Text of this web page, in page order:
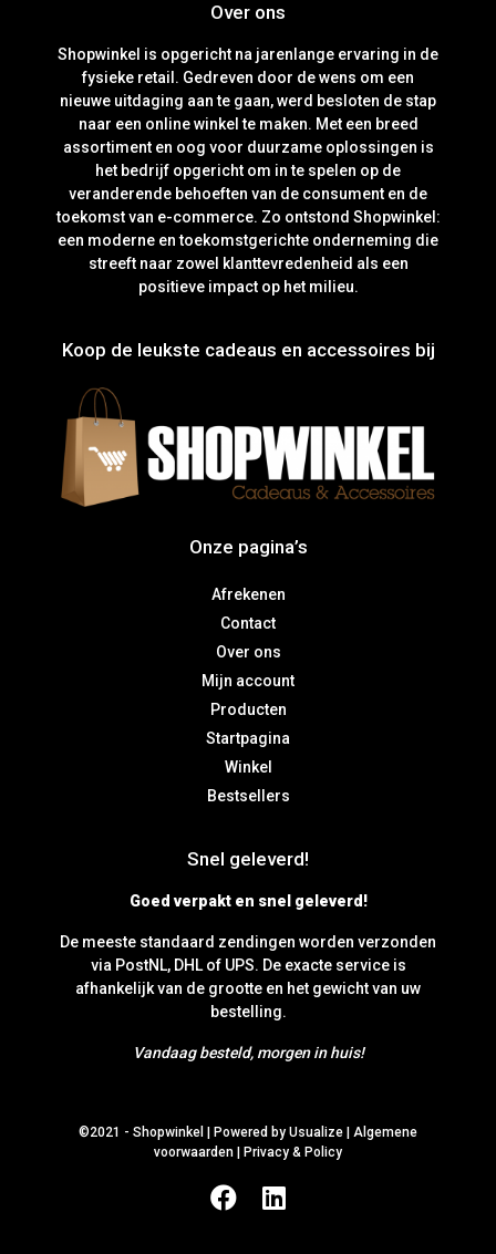
Over ons
Shopwinkel is opgericht na jarenlange ervaring in de
fysieke retail. Gedreven door de wens om een
nieuwe uitdaging aan te gaan, werd besloten de stap
naar een online winkel te maken. Met een breed
assortiment en oog voor duurzame oplossingen is
het bedrijf opgericht om in te spelen op de
veranderende behoeften van de consument en de
toekomst van e-commerce. Zo ontstond Shopwinkel:
een moderne en toekomstgerichte onderneming die
streeft naar zowel klanttevredenheid als een
positieve impact op het milieu.
Koop de leukste cadeaus en accessoires bij
Onze pagina’s
Afrekenen
Contact
Over ons
Mijn account
Producten
Startpagina
Winkel
Bestsellers
Snel geleverd!
Goed verpakt en snel geleverd!
De meeste standaard zendingen worden verzonden
via PostNL, DHL of UPS. De exacte service is
afhankelijk van de grootte en het gewicht van uw
bestelling.
Vandaag besteld, morgen in huis!
©2021 - Shopwinkel | Powered by Usualize | Algemene
voorwaarden | Privacy & Policy